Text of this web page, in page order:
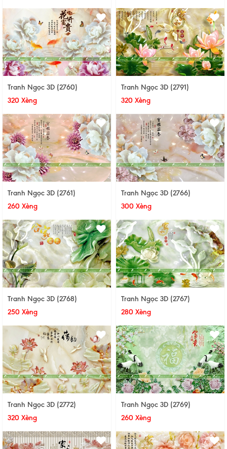
Tranh Ngọc 3D (2760)
320 Xèng
Tranh Ngọc 3D (2791)
320 Xèng
Tranh Ngọc 3D (2761)
260 Xèng
Tranh Ngọc 3D (2766)
300 Xèng
Tranh Ngọc 3D (2768)
250 Xèng
Tranh Ngọc 3D (2767)
280 Xèng
Tranh Ngọc 3D (2772)
320 Xèng
Tranh Ngọc 3D (2769)
260 Xèng